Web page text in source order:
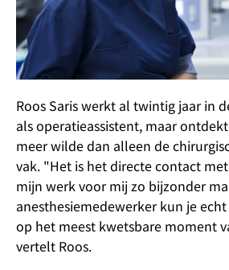
Roos Saris werkt al twintig jaar in
als operatieassistent, maar
meer wilde dan alleen de
vak. "Het is het directe contact
mijn werk voor mij zo bijzonder
anesthesiemedewerker kun je
op het meest kwetsbare moment
vertelt Roos.